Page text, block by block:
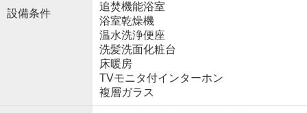
設備条件
追焚機能浴室
浴室乾燥機
温水洗浄便座
洗髪洗面化粧台
床暖房
TVモニタ付インターホン
複層ガラス